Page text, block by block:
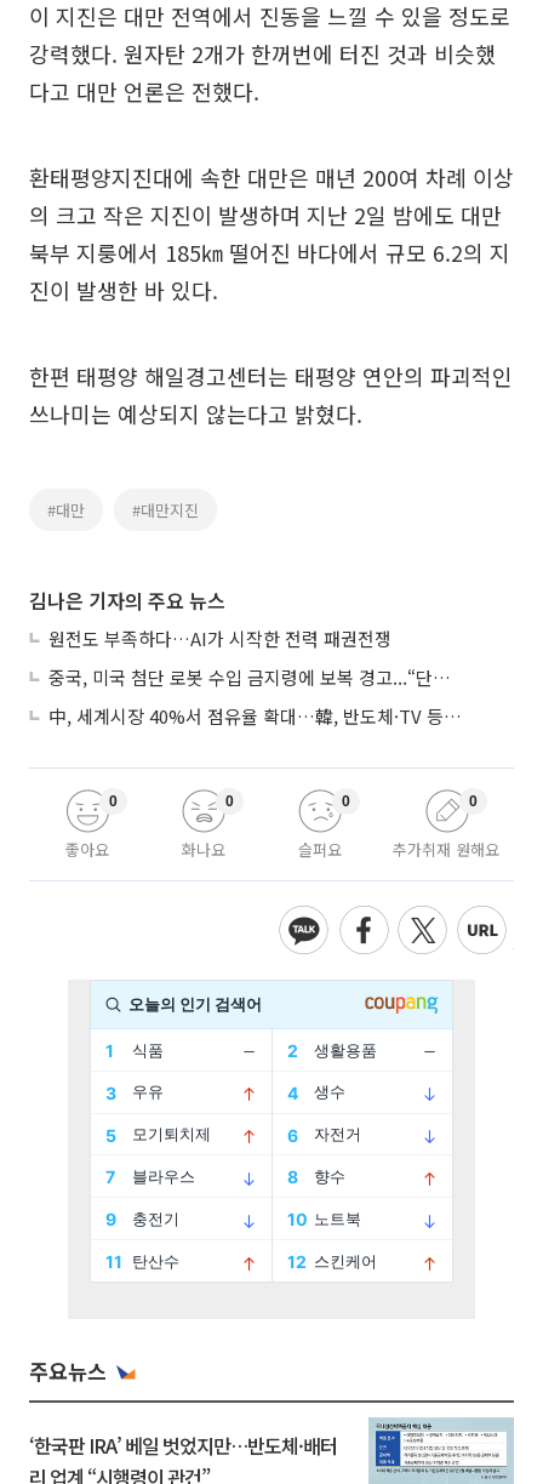
이 지진은 대만 전역에서 진동을 느낄 수 있을 정도로
강력했다. 원자탄 2개가 한꺼번에 터진 것과 비슷했
다고 대만 언론은 전했다.
환태평양지진대에 속한 대만은 매년 200여 차례 이상
의 크고 작은 지진이 발생하며 지난 2일 밤에도 대만
북부 지룽에서 185㎞ 떨어진 바다에서 규모 6.2의 지
진이 발생한 바 있다.
한편 태평양 해일경고센터는 태평양 연안의 파괴적인
쓰나미는 예상되지 않는다고 밝혔다.
#대만 #대만지진
김나은 기자의 주요 뉴스
원전도 부족하다…AI가 시작한 전력 패권전쟁
중국, 미국 첨단 로봇 수입 금지령에 보복 경고...“단호히 대응”
中, 세계시장 40%서 점유율 확대…韓, 반도체·TV 등 4개 품목 1위
좋아요
0
화나요
0
슬퍼요
0
추가취재 원해요
0
주요뉴스
‘한국판 IRA’ 베일 벗었지만…반도체·배터
리 업계 “시행령이 관건”